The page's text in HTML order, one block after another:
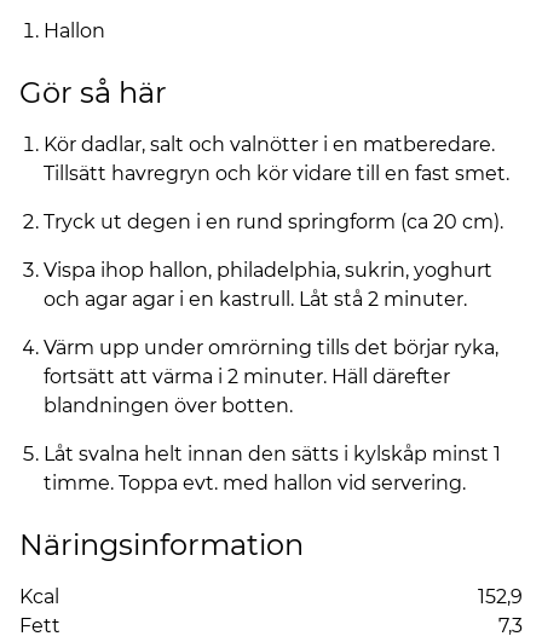
Hallon
Gör så här
Kör dadlar, salt och valnötter i en matberedare.
Tillsätt havregryn och kör vidare till en fast smet.
Tryck ut degen i en rund springform (ca 20 cm).
Vispa ihop hallon, philadelphia, sukrin, yoghurt
och agar agar i en kastrull. Låt stå 2 minuter.
Värm upp under omrörning tills det börjar ryka,
fortsätt att värma i 2 minuter. Häll därefter
blandningen över botten.
Låt svalna helt innan den sätts i kylskåp minst 1
timme. Toppa evt. med hallon vid servering.
Näringsinformation
Kcal
152,9
Fett
7,3